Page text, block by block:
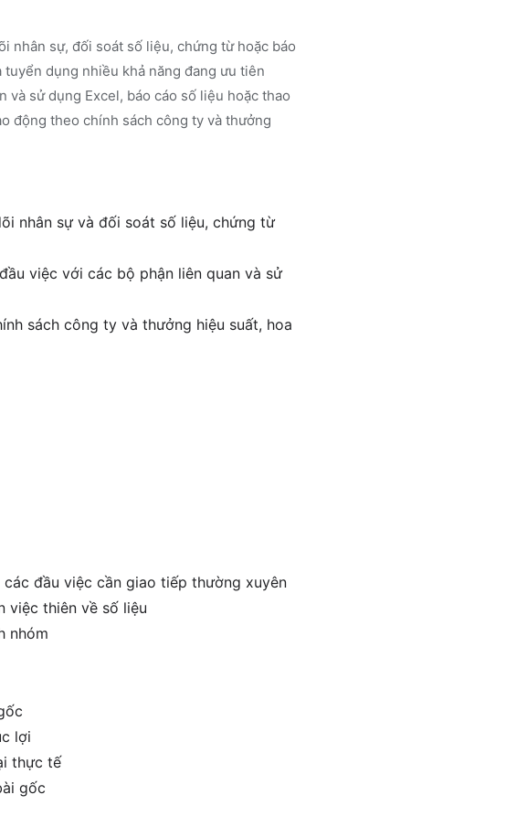
nhân sự, đối soát số liệu, chứng từ hoặc báo
dụng nhiều khả năng đang ưu tiên
sử dụng Excel, báo cáo số liệu hoặc thao
động theo chính sách công ty và thưởng
nhân sự và đối soát số liệu, chứng từ
việc với các bộ phận liên quan và sử
sách công ty và thưởng hiệu suất, hoa
đầu việc cần giao tiếp thường xuyên
việc thiên về số liệu
nhóm
lợi
thực tế
gốc